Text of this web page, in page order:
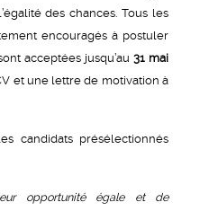
des chances. Tous les
encouragés à postuler
acceptées jusqu’au 31 mai
et une lettre de motivation à
candidats présélectionnés
opportunité égale et de